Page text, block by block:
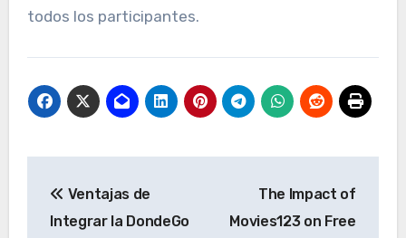
todos los participantes.
navigation
Ventajas de
Integrar la DondeGo
The Impact of
Movies123 on Free